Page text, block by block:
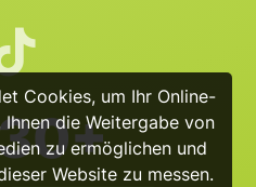
Cookies, um Ihr Online-
die Weitergabe von
zu ermöglichen und
Website zu messen.